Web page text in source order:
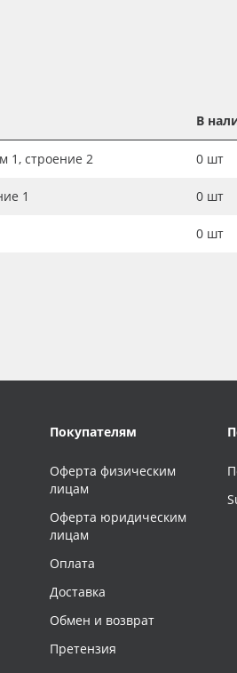
В
1, строение 2 0 шт
1 0 шт
0 шт
Покупателям
Оферта физическим
лицам
Оферта юридическим
лицам
Оплата
Доставка
Обмен и возврат
Претензия